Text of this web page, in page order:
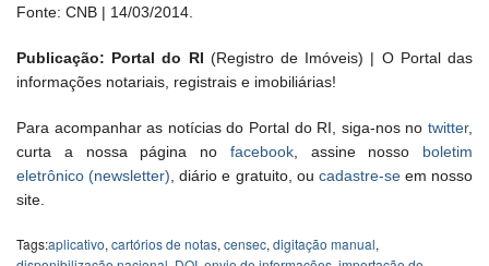
Fonte: CNB | 14/03/2014.
Publicação: Portal do RI (Registro de Imóveis) | O Portal das
informações notariais, registrais e imobiliárias!
Para acompanhar as notícias do Portal do RI, siga-nos no twitter,
curta a nossa página no facebook, assine nosso boletim
eletrônico (newsletter) , diário e gratuito, ou cadastre-seem nosso
site.
Tags:aplicativo, cartórios de notas, censec, digitação manual,